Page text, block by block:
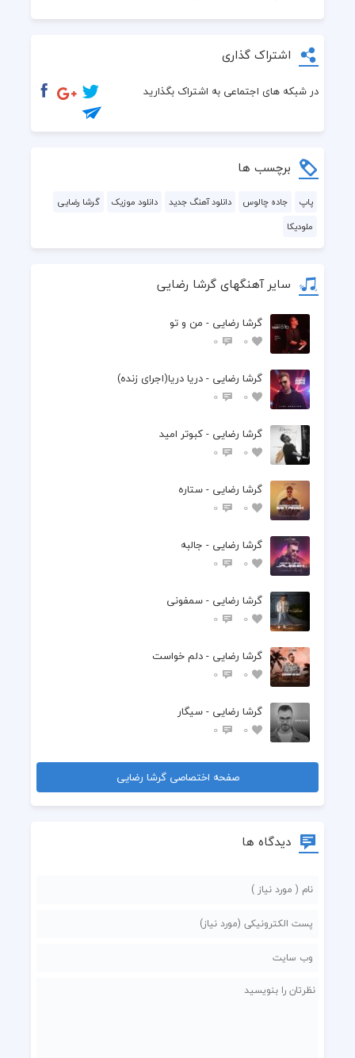
اشتراک گذاری
در شبکه های اجتماعی به اشتراک بگذارید
برچسب ها
پاپ جاده چالوس دانلود آهنگ جدید دانلود موزیک
گرشا رضایی
ملودیکا
سایر آهنگهای گرشا رضایی
گرشا رضایی - من و تو
0
0
گرشا رضایی - دریا دریا(اجرای زنده)
0
0
گرشا رضایی - کبوتر امید
0
0
گرشا رضایی - ستاره
0
0
گرشا رضایی - جالبه
0
0
گرشا رضایی - سمفونی
0
0
گرشا رضایی - دلم خواست
0
0
گرشا رضایی - سیگار
0
0
صفحه اختصاصی گرشا رضایی
دیدگاه ها